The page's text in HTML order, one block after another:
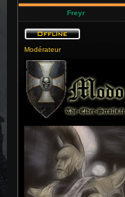
Freyr
Modérateur